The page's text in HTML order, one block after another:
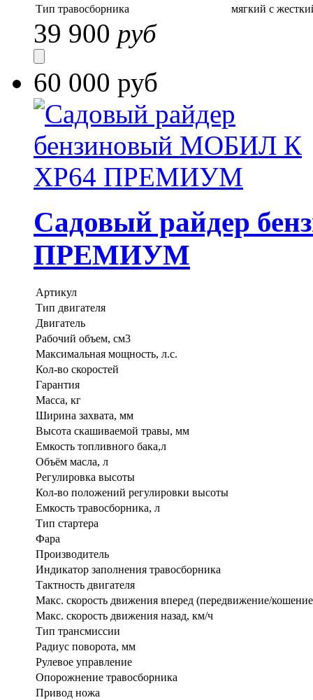
Тип травосборника
мягкий с
39 900 руб
60 000 руб
Садовый райдер
ПРЕМИУМ
Артикул
Тип двигателя
Двигатель
Рабочий объем, см3
Максимальная мощность, л.с.
Кол-во скоростей
Гарантия
Масса, кг
Ширина захвата, мм
Высота скашиваемой травы, мм
Емкость топливного бака,л
Объём масла, л
Регулировка высоты
Кол-во положений регулировки высоты
Емкость травосборника, л
Тип стартера
Фара
Производитель
Индикатор заполнения травосборника
Тактность двигателя
Макс. скорость движения вперед (передвижение/
Макс. скорость движения назад, км/ч
Тип трансмиссии
Радиус поворота, мм
Рулевое управление
Опорожнение травосборника
Привод ножа